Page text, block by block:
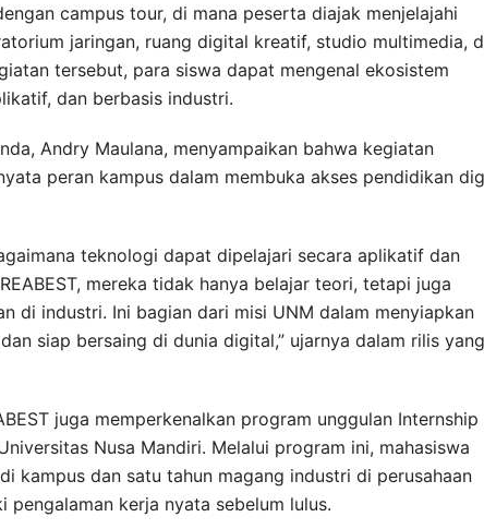
campus tour, di mana peserta diajak menjelajahi
jaringan, ruang digital kreatif, studio multimedia,
tersebut, para siswa dapat mengenal ekosistem
dan berbasis industri.
Andry Maulana, menyampaikan bahwa kegiatan
peran kampus dalam membuka akses pendidikan
teknologi dapat dipelajari secara aplikatif dan
mereka tidak hanya belajar teori, tetapi juga
di industri. Ini bagian dari misi UNM dalam menyiapkan
siap bersaing di dunia digital,” ujarnya dalam rilis yang
juga memperkenalkan program unggulan Internship
Nusa Mandiri. Melalui program ini, mahasiswa
kampus dan satu tahun magang industri di perusahaan
pengalaman kerja nyata sebelum lulus.